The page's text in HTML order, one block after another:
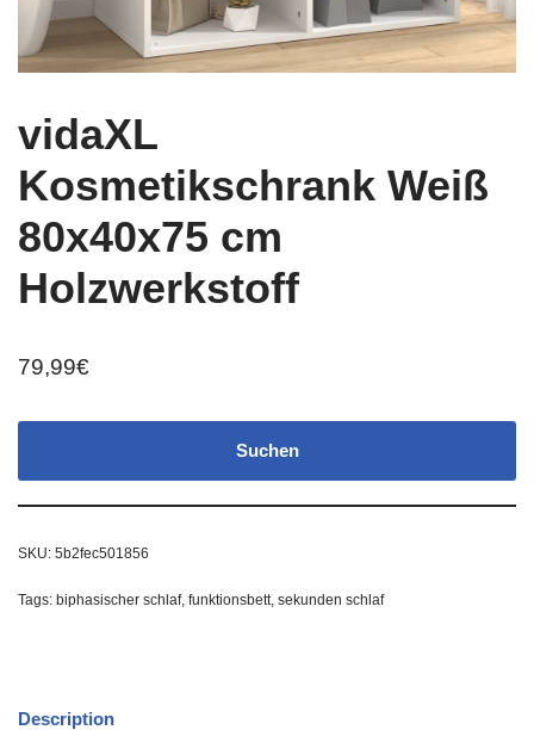
vidaXL
Kosmetikschrank Weiß
80x40x75 cm
Holzwerkstoff
79,99€
Suchen
SKU: 5b2fec501856
Tags: biphasischer schlaf, funktionsbett, sekunden schlaf
Description